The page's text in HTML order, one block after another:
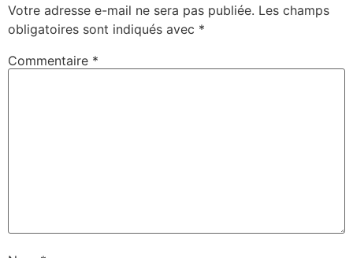
Votre adresse e-mail ne sera pas publiée. Les champs
obligatoires sont indiqués avec *
Commentaire *